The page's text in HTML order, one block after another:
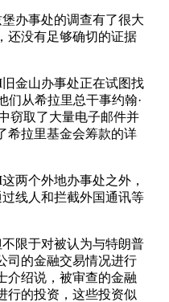
办事处的调查有了很大
还没有足够确切的证据
金山办事处正在试图找
们从希拉里总干事约翰·
窃取了大量电子邮件并
希拉里基金会筹款的详
个外地办事处之外，
线人和拦截外国通讯等
限于对被认为与特朗普
司的金融交易情况进行
介绍说，被审查的金融
行的投资，这些投资似